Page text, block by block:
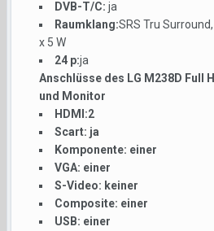
DVB-T/C: ja
Raumklang:SRS Tru
x 5 W
24 p:ja
Anschlüsse des LG M238D Full
und Monitor
HDMI:2
Scart: ja
Komponente: einer
VGA: einer
S-Video: keiner
Composite: einer
USB: einer